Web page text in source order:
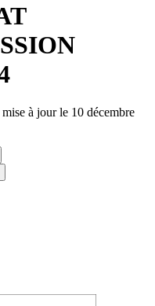
à jour le 10 décembre